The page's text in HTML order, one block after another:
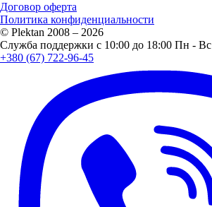
Договор оферта
Политика конфиденциальности
© Plektan 2008 – 2026
Служба поддержки с 10:00 до 18:00 Пн - Вс
+380 (67) 722-96-45